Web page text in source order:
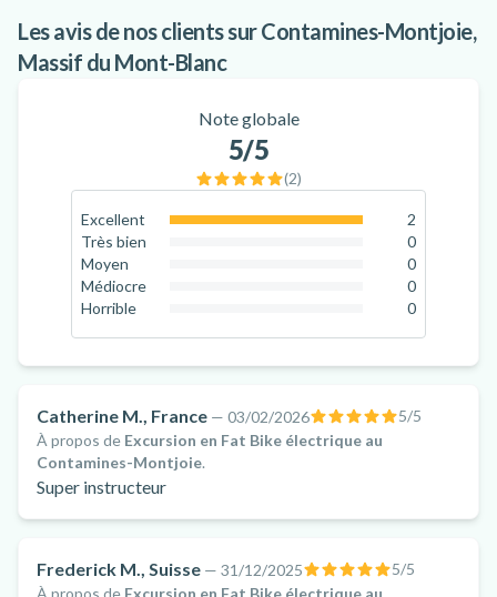
Les avis de nos clients sur Contamines-Montjoie,
Massif du Mont-Blanc
Note globale
5/5
(2)
Excellent
2
Très bien
0
Moyen
0
Médiocre
0
Horrible
0
Catherine M., France — 03/02/2026 5/5
À propos de Excursion en Fat Bike électrique au
Contamines-Montjoie.
Super instructeur
Frederick M., Suisse — 31/12/2025 5/5
À propos de Excursion en Fat Bike électrique au